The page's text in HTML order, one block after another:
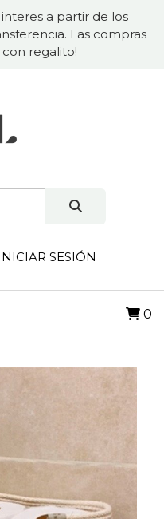
a partir de los
Las compras
con regalito!
SESIÓN
0